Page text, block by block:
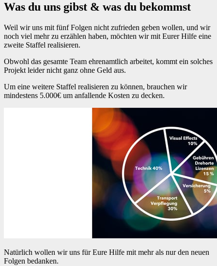
Was du uns gibst & was du bekommst
Weil wir uns mit fünf Folgen nicht zufrieden geben wollen, und wir
noch viel mehr zu erzählen haben, möchten wir mit Eurer Hilfe eine
zweite Staffel realisieren.
Obwohl das gesamte Team ehrenamtlich arbeitet, kommt ein solches
Projekt leider nicht ganz ohne Geld aus.
Um eine weitere Staffel realisieren zu können, brauchen wir
mindestens 5.000€ um anfallende Kosten zu decken.
Natürlich wollen wir uns für Eure Hilfe mit mehr als nur den neuen
Folgen bedanken.